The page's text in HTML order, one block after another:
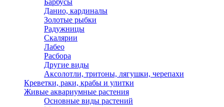
Барбусы
Данио, кардиналы
Золотые рыбки
Радужницы
Скалярии
Лабео
Расбора
Другие виды
Аксолотли, тритоны, лягушки, черепахи
Креветки, раки, крабы и улитки
Живые аквариумные растения
Основные виды растений